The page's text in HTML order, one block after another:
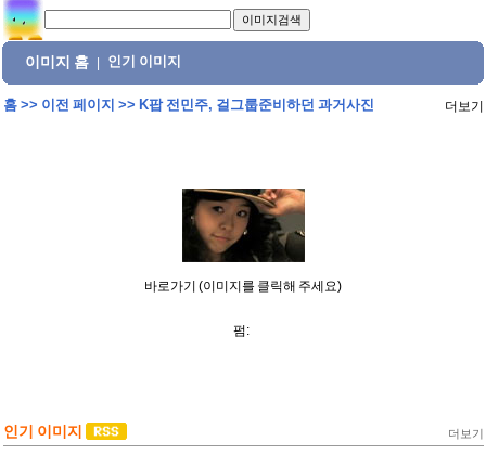
이미지 홈 인기 이미지
홈>> 이전 페이지 >> K팝 전민주, 걸그룹준비하던 과거사진 더보기
바로가기 (이미지를 클릭해 주세요)
펌:
인기 이미지 더보기